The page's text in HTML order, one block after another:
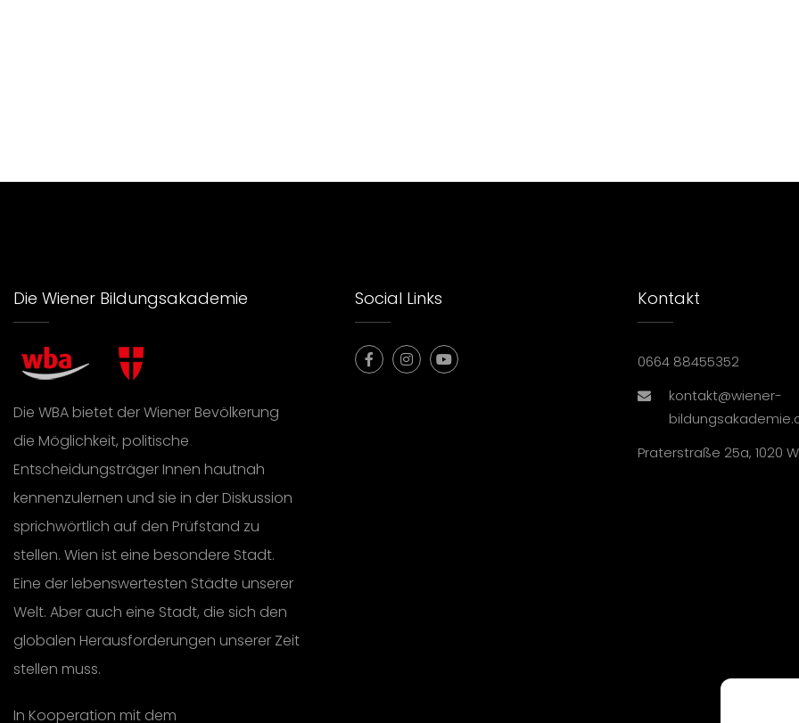
Die Wiener Bildungsakademie
Die WBA bietet der Wiener Bevölkerung
die Möglichkeit, politische
Entscheidungsträger Innen hautnah
kennenzulernen und sie in der Diskussion
sprichwörtlich auf den Prüfstand zu
stellen. Wien ist eine besondere Stadt.
Eine der lebenswertesten Städte unserer
Welt. Aber auch eine Stadt, die sich den
globalen Herausforderungen unserer Zeit
stellen muss.
In Kooperation mit dem
Social Links Kontakt
0664 88455352
kontakt@wiener-
Praterstraße 25a, 1020